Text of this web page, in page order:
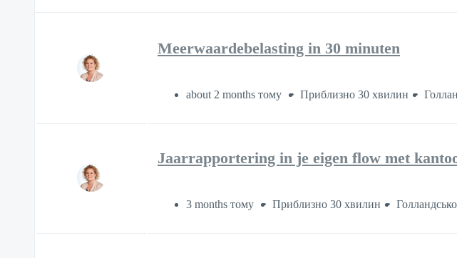
Meerwaardebelasting in 30 minuten
about 2 months тому Приблизно 30 хвилин
Jaarrapportering in je eigen flow met
3 months тому Приблизно 30 хвилин